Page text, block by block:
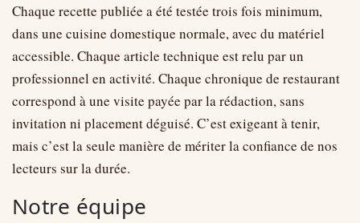
Chaque recette publiée a été testée trois fois minimum,
dans une cuisine domestique normale, avec du matériel
accessible. Chaque article technique est relu par un
professionnel en activité. Chaque chronique de restaurant
correspond à une visite payée par la rédaction, sans
invitation ni placement déguisé. C’est exigeant à tenir,
mais c’est la seule manière de mériter la confiance de nos
lecteurs sur la durée.
Notre équipe